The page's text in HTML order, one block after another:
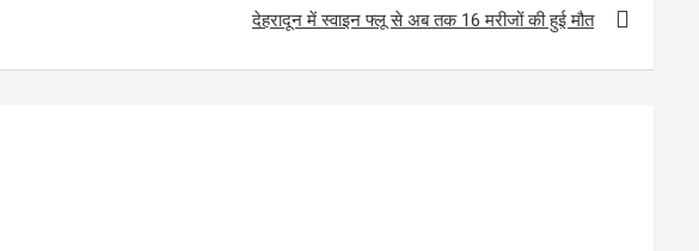
देहरादून में स्वाइन फ्लू से अब तक 16 मरीजों की हुई मौत